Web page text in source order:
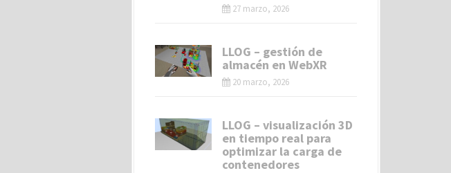
27 marzo, 2026
LLOG – gestión de
almacén en WebXR
20 marzo, 2026
LLOG – visualización 3D
en tiempo real para
optimizar la carga de
contenedores